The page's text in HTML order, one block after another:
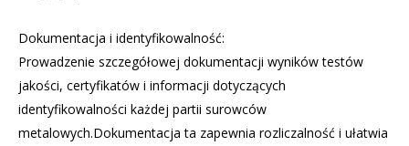
Dokumentacja i identyfikowalność:
Prowadzenie szczegółowej dokumentacji wyników testów
jakości, certyfikatów i informacji dotyczących
identyfikowalności każdej partii surowców
metalowych.Dokumentacja ta zapewnia rozliczalność i ułatwia